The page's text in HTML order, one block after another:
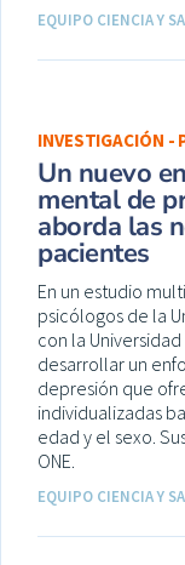
EQUIPO CIENCIA Y
INVESTIGACIÓN -
Un nuevo
mental de
aborda las
pacientes
En un estudio
psicólogos de la
con la
desarrollar un
depresión que
individualizadas
edad y el sexo.
ONE.
EQUIPO CIENCIA Y